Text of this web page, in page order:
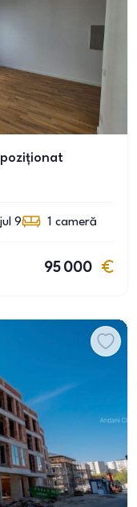
9 1 cameră
95 000